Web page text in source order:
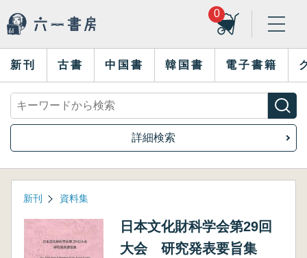
0
新刊 古書 中国書 韓国書 電子書籍
詳細検索
新刊 資料集
日本文化財科学会第29回
大会 研究発表要旨集